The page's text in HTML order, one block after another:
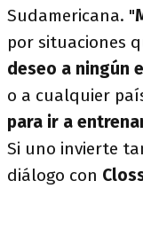
Sudamericana. "
por situaciones
deseo a ningún
o a cualquier
para ir a
Si uno invierte
diálogo con